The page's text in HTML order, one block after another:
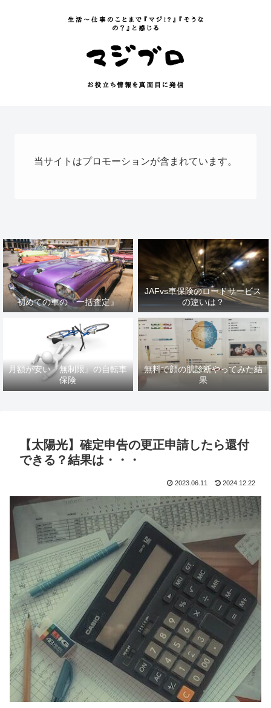
当サイトはプロモーションが含まれています。
初めての車の『一括査定』
JAFvs車保険のロードサービス
の違いは？
月額が安い『無制限』の自転車
保険
無料で顔の肌診断やってみた結
果
【太陽光】確定申告の更正申請したら還付
できる？結果は・・・
2023.06.11 2024.12.22